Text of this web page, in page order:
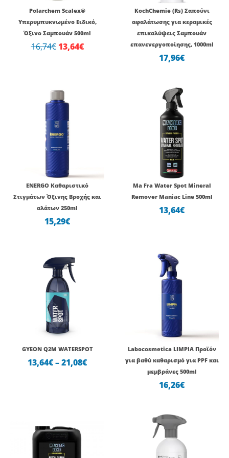
Polarchem Scalex®
Υπερυμπυκνωμένο Ειδικό,
Όξινο Σαμπουάν 500ml
16,74€ 13,64€
KochChemie (Rs) Σαπούνι
αφαλάτωσης για κεραμικές
επικαλύψεις Σαμπουάν
επανενεργοποίησης, 1000ml
17,96€
ENERGO Καθαριστικό
Στιγμάτων Όξινης Βροχής και
αλάτων 250ml
15,29€
Ma Fra Water Spot Mineral
Remover Maniac Line 500ml
13,64€
GYEON Q2M WATERSPOT
13,64€–21,08€
Labocosmetica LIMPIA Προϊόν
για βαθύ καθαρισμό για PPF και
μεμβράνες 500ml
16,26€